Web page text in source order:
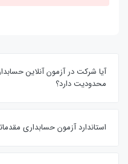
آیا شرکت در آزمون آنلاین
محدودیت دارد؟
استاندارد آزمون حسابداری